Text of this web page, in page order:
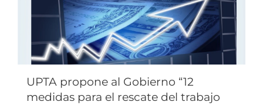
UPTA propone al Gobierno “12
medidas para el rescate del trabajo